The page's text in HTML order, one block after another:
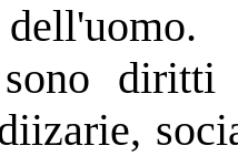
diritti